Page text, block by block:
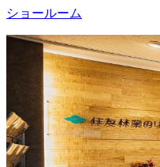
ショールーム